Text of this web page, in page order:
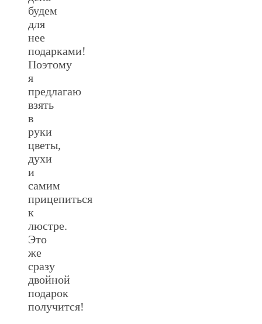
будем
для
нее
подарками!
Поэтому
я
предлагаю
взять
в
руки
цветы,
духи
и
самим
прицепиться
к
люстре.
Это
же
сразу
двойной
подарок
получится!